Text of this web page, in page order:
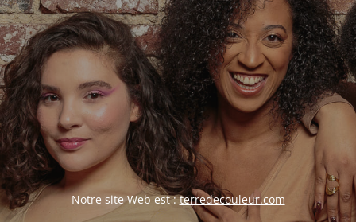
Notre site Web est :terredecouleur.com